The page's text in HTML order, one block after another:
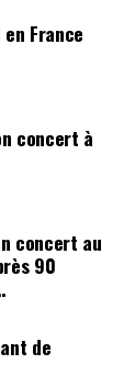
France
concert à
concert au
90
de